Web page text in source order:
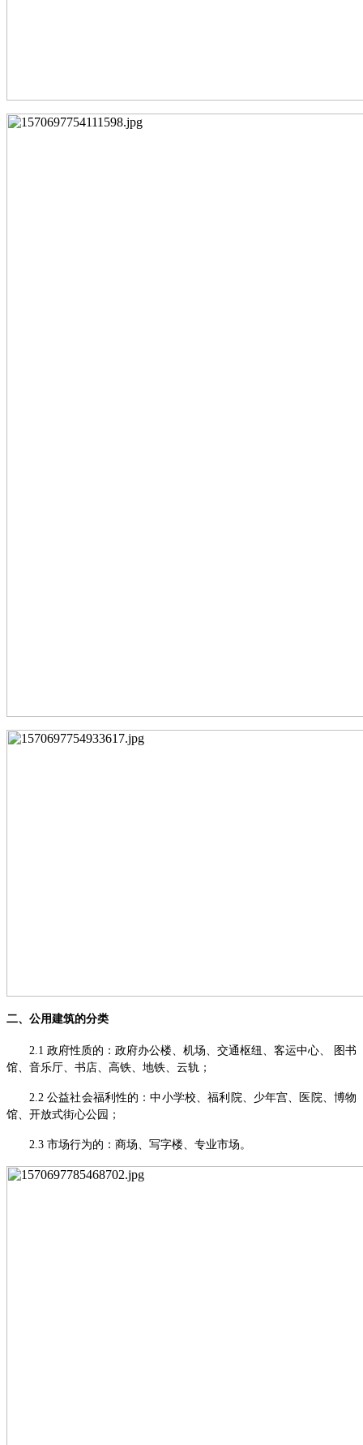
二、 公用建筑的分类
2.1 政府性质的：政府办公楼、机场、交通枢纽、客运中心、 图书
馆、音乐厅、书店、高铁、地铁、云轨；
2.2 公益社会福利性的：中小学校、福利院、少年宫、医院、博物
馆、开放式街心公园；
2.3 市场行为的：商场、写字楼、专业市场。